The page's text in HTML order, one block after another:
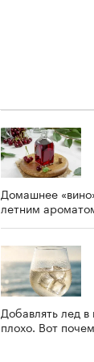
Домашнее
летним
Добавлять лед в
плохо. Вот